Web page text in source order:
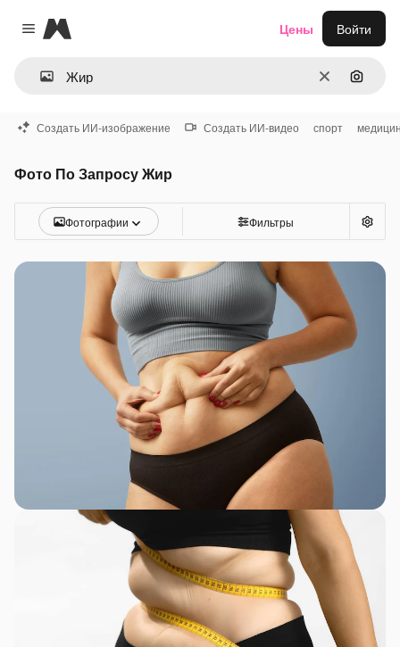
Close menu
Magnific
ОчиститьПоиск
Цены Войти
Создать ИИ-изображение Создать ИИ-видео спорт
Фото По Запросу Жир
Фотографии Фильтры